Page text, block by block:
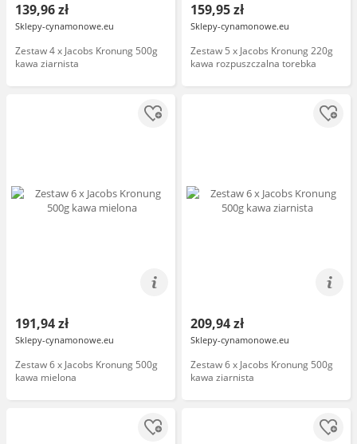
139,96 zł
Sklepy-cynamonowe.eu
Zestaw 4 x Jacobs Kronung 500g
kawa ziarnista
159,95 zł
Sklepy-cynamonowe.eu
Zestaw 5 x Jacobs Kronung 220g
kawa rozpuszczalna torebka
191,94 zł
Sklepy-cynamonowe.eu
Zestaw 6 x Jacobs Kronung 500g
kawa mielona
209,94 zł
Sklepy-cynamonowe.eu
Zestaw 6 x Jacobs Kronung 500g
kawa ziarnista